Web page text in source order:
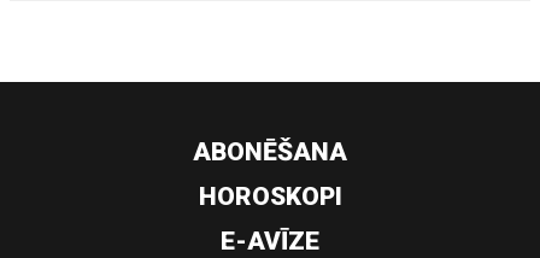
ABONĒŠANA
HOROSKOPI
E-AVĪZE